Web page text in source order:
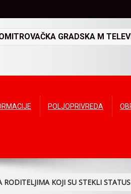
GRADSKA M
POLJOPRIVREDA
RODITELJIMA KOJI SU STEKLI